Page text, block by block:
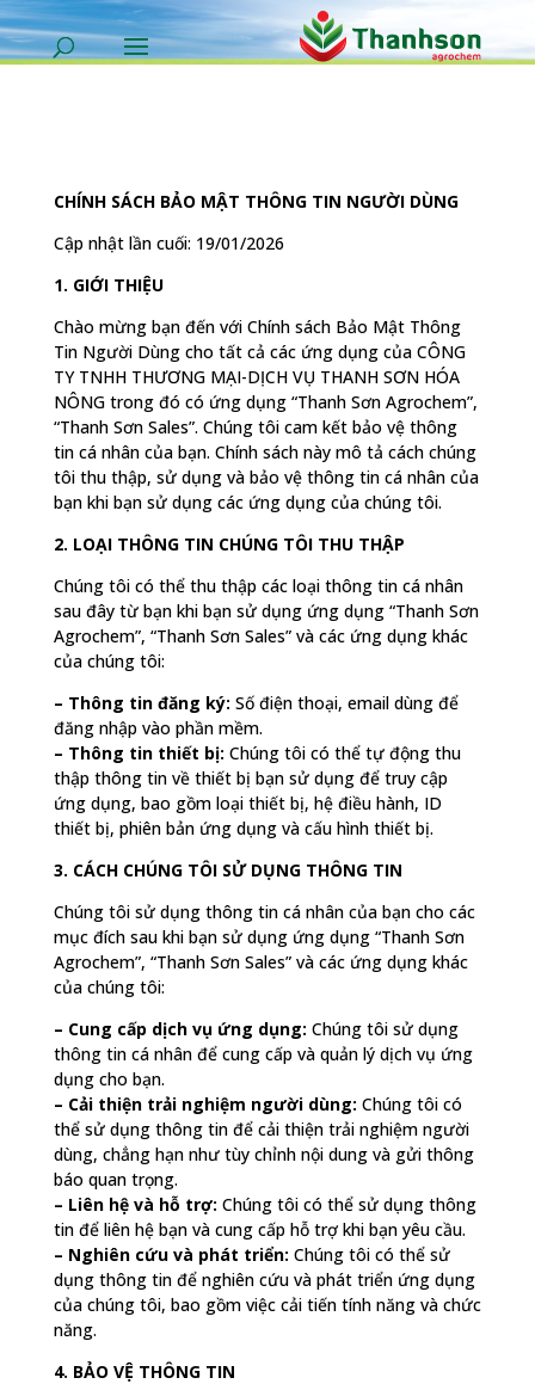
CHÍNH SÁCH BẢO MẬT THÔNG TIN NGƯỜI DÙNG
Cập nhật lần cuối: 19/01/2026
1. GIỚI THIỆU
Chào mừng bạn đến với Chính sách Bảo Mật Thông
Tin Người Dùng cho tất cả các ứng dụng của CÔNG
TY TNHH THƯƠNG MẠI-DỊCH VỤ THANH SƠN HÓA
NÔNG trong đó có ứng dụng “Thanh Sơn Agrochem”,
“Thanh Sơn Sales”. Chúng tôi cam kết bảo vệ thông
tin cá nhân của bạn. Chính sách này mô tả cách chúng
tôi thu thập, sử dụng và bảo vệ thông tin cá nhân của
bạn khi bạn sử dụng các ứng dụng của chúng tôi.
2. LOẠI THÔNG TIN CHÚNG TÔI THU THẬP
Chúng tôi có thể thu thập các loại thông tin cá nhân
sau đây từ bạn khi bạn sử dụng ứng dụng “Thanh Sơn
Agrochem”, “Thanh Sơn Sales” và các ứng dụng khác
của chúng tôi:
– Thông tin đăng ký: Số điện thoại, email dùng để
đăng nhập vào phần mềm.
– Thông tin thiết bị: Chúng tôi có thể tự động thu
thập thông tin về thiết bị bạn sử dụng để truy cập
ứng dụng, bao gồm loại thiết bị, hệ điều hành, ID
thiết bị, phiên bản ứng dụng và cấu hình thiết bị.
3. CÁCH CHÚNG TÔI SỬ DỤNG THÔNG TIN
Chúng tôi sử dụng thông tin cá nhân của bạn cho các
mục đích sau khi bạn sử dụng ứng dụng “Thanh Sơn
Agrochem”, “Thanh Sơn Sales” và các ứng dụng khác
của chúng tôi:
– Cung cấp dịch vụ ứng dụng: Chúng tôi sử dụng
thông tin cá nhân để cung cấp và quản lý dịch vụ ứng
dụng cho bạn.
– Cải thiện trải nghiệm người dùng: Chúng tôi có
thể sử dụng thông tin để cải thiện trải nghiệm người
dùng, chẳng hạn như tùy chỉnh nội dung và gửi thông
báo quan trọng.
– Liên hệ và hỗ trợ: Chúng tôi có thể sử dụng thông
tin để liên hệ bạn và cung cấp hỗ trợ khi bạn yêu cầu.
– Nghiên cứu và phát triển: Chúng tôi có thể sử
dụng thông tin để nghiên cứu và phát triển ứng dụng
của chúng tôi, bao gồm việc cải tiến tính năng và chức
năng.
4. BẢO VỆ THÔNG TIN